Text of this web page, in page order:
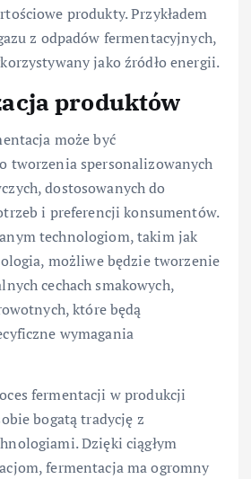
produkty. Przykładem
z odpadów fermentacyjnych,
jako źródło energii.
produktów
może być
tworzenia spersonalizowanych
dostosowanych do
i preferencji konsumentów.
technologiom, takim jak
możliwe będzie tworzenie
cechach smakowych,
które będą
wymagania
fermentacji w produkcji
bogatą tradycję z
Dzięki ciągłym
fermentacja ma ogromny